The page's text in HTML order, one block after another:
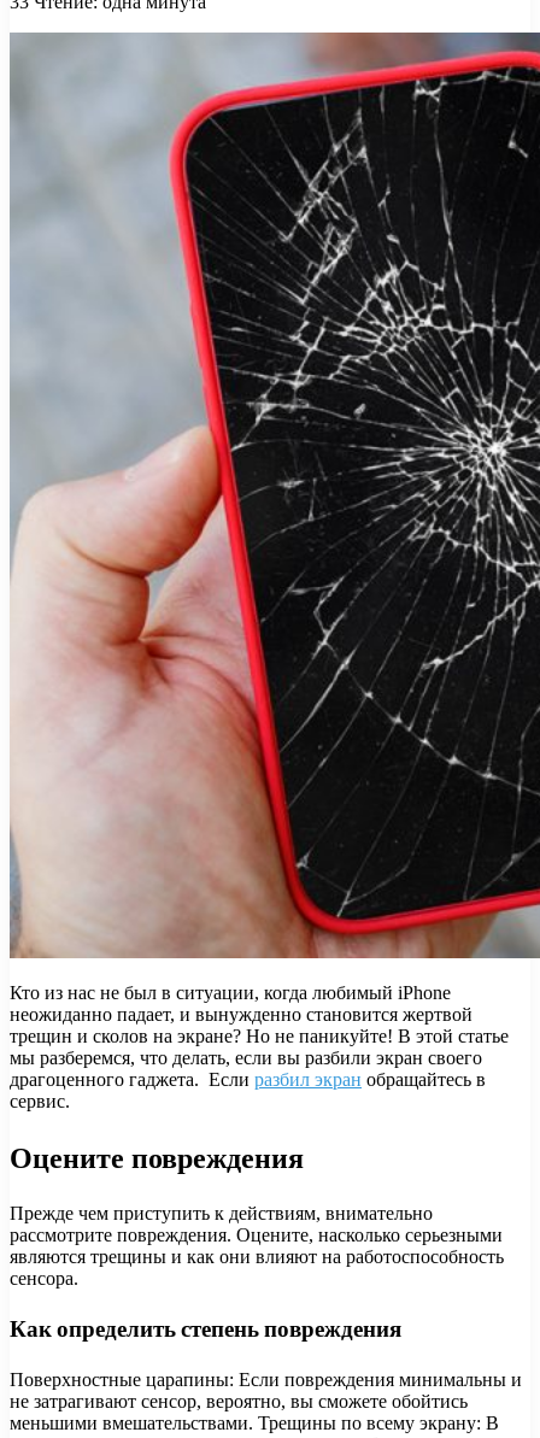
Кто из нас не был в ситуации, когда любимый iPhone
неожиданно падает, и вынужденно становится жертвой
трещин и сколов на экране? Но не паникуйте! В этой статье
мы разберемся, что делать, если вы разбили экран своего
драгоценного гаджета. Если разбил экран обращайтесь в
сервис.
Оцените повреждения
Прежде чем приступить к действиям, внимательно
рассмотрите повреждения. Оцените, насколько серьезными
являются трещины и как они влияют на работоспособность
сенсора.
Как определить степень повреждения
Поверхностные царапины: Если повреждения минимальны и
не затрагивают сенсор, вероятно, вы сможете обойтись
меньшими вмешательствами. Трещины по всему экрану: В